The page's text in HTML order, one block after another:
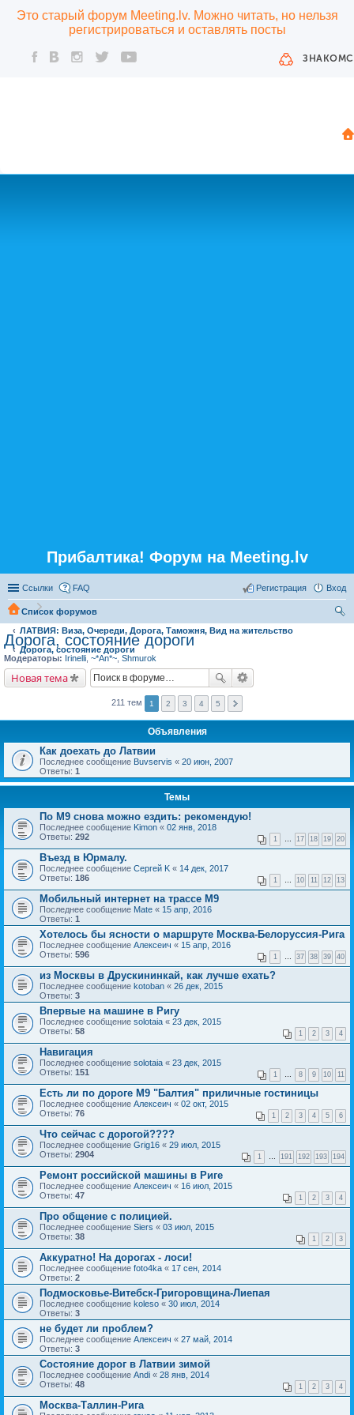
Это старый форум Meeting.lv. Можно читать, но нельзя
регистрироваться и оставлять посты
Прибалтика! Форум на Meeting.lv
Ссылки FAQ Вход
Регистрация
Список форумов
ЛАТВИЯ: Виза, Очереди, Дорога, Таможня, Вид на жительство
Дорога, состояние дороги
Дорога, состояние дороги
Модераторы: Irinelli ~*An*~ Shmurok
Новая тема
211 тем 1 2 3 4 5
Объявления
Как доехать до Латвии
Последнее сообщение Buvservis « 20 июн, 2007
Ответы: 1
Темы
По М9 снова можно ездить: рекомендую!
Последнее сообщение Kimon « 02 янв, 2018
Ответы: 292 1 17 18 19 20
Въезд в Юрмалу.
Последнее сообщение Сергей K « 14 дек, 2017
Ответы: 186 1 10 11 12 13
Мобильный интернет на трассе М9
Последнее сообщение Mate « 15 апр, 2016
Ответы: 1
Хотелось бы ясности о маршруте Москва-Белоруссия-Рига
Последнее сообщение Алексеич « 15 апр, 2016
Ответы: 596 1 37 38 39 40
из Москвы в Друскининкай, как лучше ехать?
Последнее сообщение kotoban « 26 дек, 2015
Ответы: 3
Впервые на машине в Ригу
Последнее сообщение solotaia « 23 дек, 2015
Ответы: 58 1 2 3 4
Навигация
Последнее сообщение solotaia « 23 дек, 2015
Ответы: 151 1 8 9 10 11
Есть ли по дороге М9 "Балтия" приличные гостиницы
Последнее сообщение Алексеич « 02 окт, 2015
Ответы: 76 1 2 3 4 5 6
Что сейчас с дорогой????
Последнее сообщение Grig16 « 29 июл, 2015
Ответы: 2904 1 191 192 193 194
Ремонт российской машины в Риге
Последнее сообщение Алексеич « 16 июл, 2015
Ответы: 47 1 2 3 4
Про общение с полицией.
Последнее сообщение Siers « 03 июл, 2015
Ответы: 38 1 2 3
Аккуратно! На дорогах - лоси!
Последнее сообщение foto4ka « 17 сен, 2014
Ответы: 2
Подмосковье-Витебск-Григоровщина-Лиепая
Последнее сообщение koleso « 30 июл, 2014
Ответы: 3
не будет ли проблем?
Последнее сообщение Алексеич « 27 май, 2014
Ответы: 3
Состояние дорог в Латвии зимой
Последнее сообщение Andi « 28 янв, 2014
Ответы: 48 1 2 3 4
Москва-Таллин-Рига